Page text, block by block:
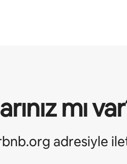
mı
adresiyle